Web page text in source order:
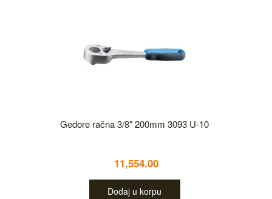
Gedore račna 3/8" 200mm 3093 U-10
11,554.00
Dodaj u korpu